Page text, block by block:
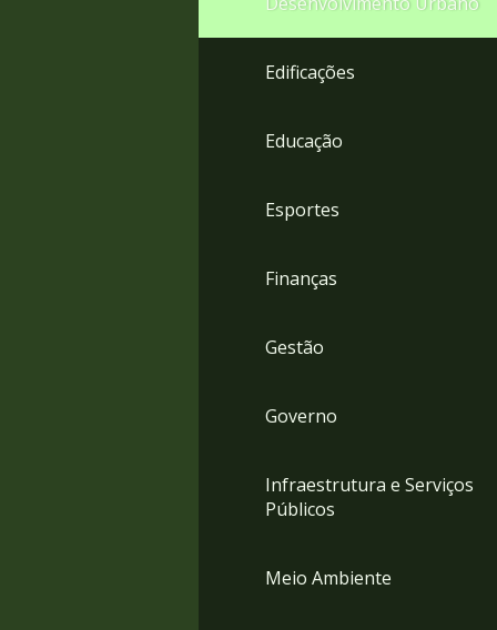
Edificações
Educação
Esportes
Finanças
Gestão
Governo
Infraestrutura e Serviços
Públicos
Meio Ambiente